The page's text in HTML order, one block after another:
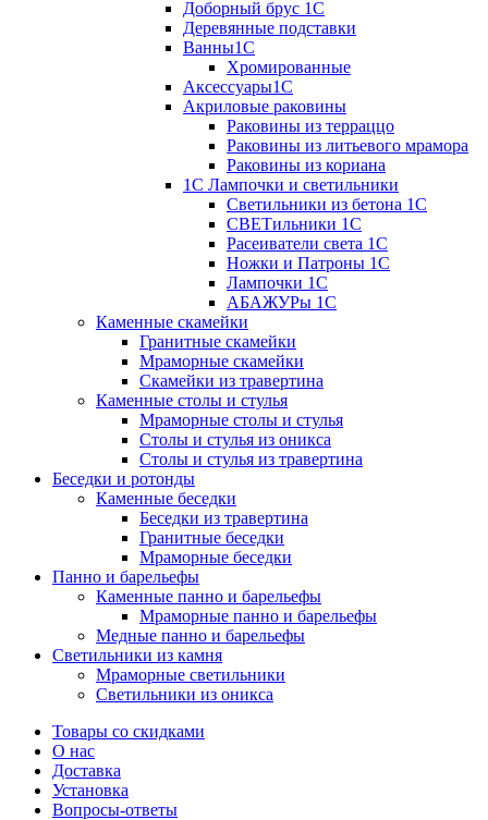
Доборный брус 1С
Деревянные подставки
Ванны1С
Хромированные
Аксессуары1С
Акриловые раковины
Раковины из терраццо
Раковины из литьевого мрамора
Раковины из кориана
1С Лампочки и светильники
Светильники из бетона 1С
СВЕТильники 1С
Расеиватели света 1С
Ножки и Патроны 1С
Лампочки 1С
АБАЖУРы 1С
Каменные скамейки
Гранитные скамейки
Мраморные скамейки
Скамейки из травертина
Каменные столы и стулья
Мраморные столы и стулья
Столы и стулья из оникса
Столы и стулья из травертина
Беседки и ротонды
Каменные беседки
Беседки из травертина
Гранитные беседки
Мраморные беседки
Панно и барельефы
Каменные панно и барельефы
Мраморные панно и барельефы
Медные панно и барельефы
Светильники из камня
Мраморные светильники
Светильники из оникса
Товары со скидками
О нас
Доставка
Установка
Вопросы-ответы